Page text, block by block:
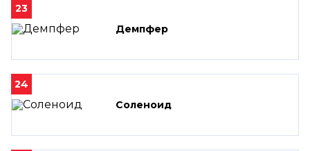
23
Демпфер
24
Соленоид